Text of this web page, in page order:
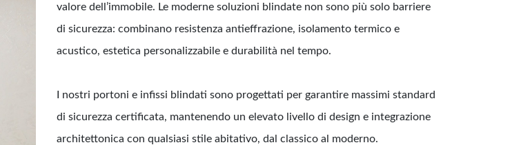
valore dell’immobile. Le moderne soluzioni blindate non sono più solo barriere
di sicurezza: combinano resistenza antieffrazione, isolamento termico e
acustico, estetica personalizzabile e durabilità nel tempo.
I nostri portoni e infissi blindati sono progettati per garantire massimi standard
di sicurezza certificata, mantenendo un elevato livello di design e integrazione
architettonica con qualsiasi stile abitativo, dal classico al moderno.